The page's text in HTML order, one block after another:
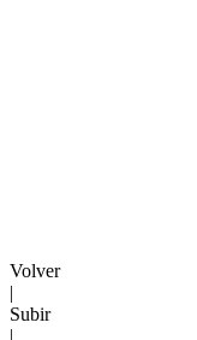
Volver
|
Subir
|